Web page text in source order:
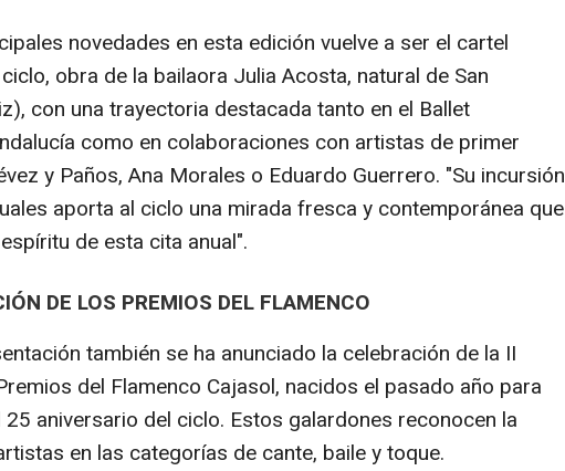
novedades en esta edición vuelve a ser el cartel
obra de la bailaora Julia Acosta, natural de San
con una trayectoria destacada tanto en el Ballet
como en colaboraciones con artistas de primer
y Paños, Ana Morales o Eduardo Guerrero. "Su incursión
aporta al ciclo una mirada fresca y contemporánea que
de esta cita anual".
DE LOS PREMIOS DEL FLAMENCO
también se ha anunciado la celebración de la II
del Flamenco Cajasol, nacidos el pasado año para
aniversario del ciclo. Estos galardones reconocen la
en las categorías de cante, baile y toque.